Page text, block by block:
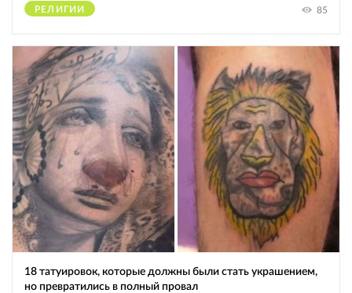
РЕЛИГИИ 85
18 татуировок, которые должны были стать украшением,
но превратились в полный провал